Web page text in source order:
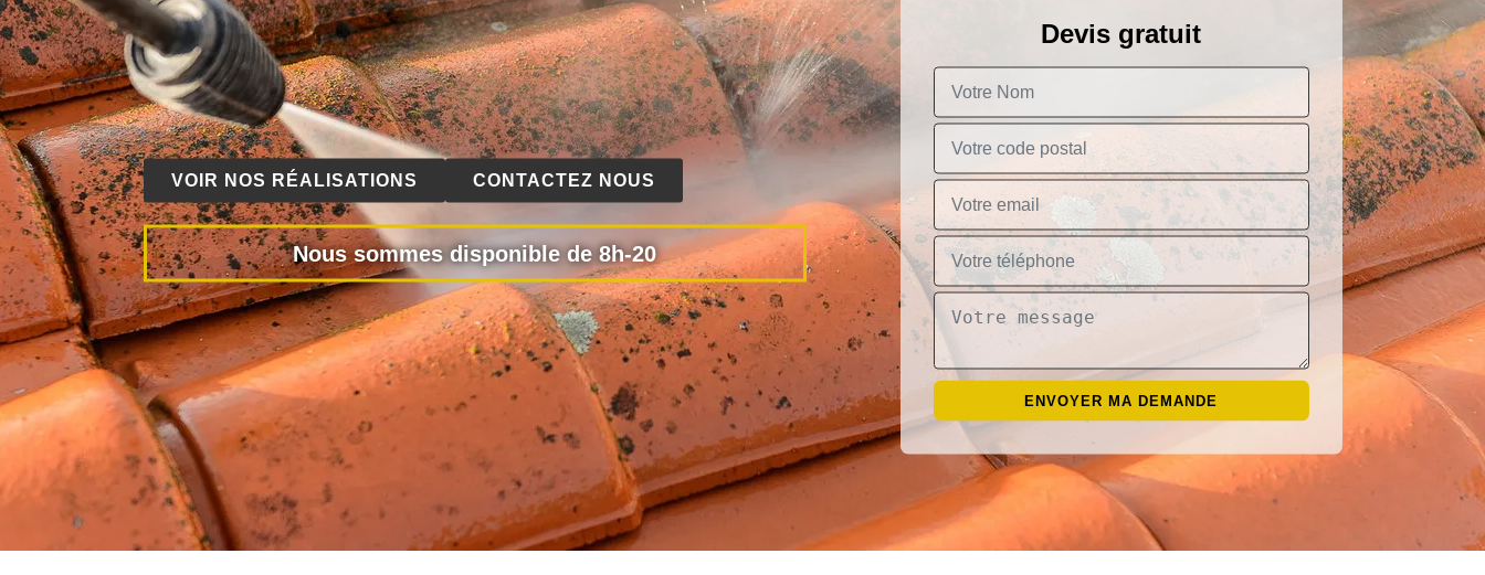
VOIR NOS RÉALISATIONS CONTACTEZ NOUS
Nous sommes disponible de 8h-20
Devis gratuit